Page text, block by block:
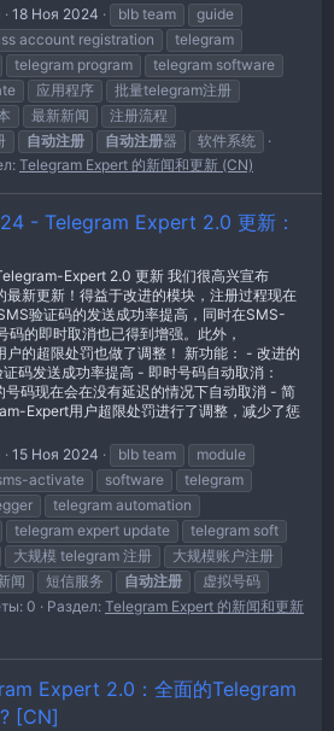
18 Ноя 2024 blb team
guide
account registration
telegram
telegram program
telegram software
应用程序
批量telegram注册
最新新闻
注册流程
自动注册 自动注册器
软件系统
Telegram Expert 的新闻和更新 (CN)
- Telegram Expert 2.0 更新：
Expert 2.0 更新 我们很高兴宣布
新更新！得益于改进的模块，注册过程现在
验证码的发送成功率提高，同时在SMS-
的即时取消也已得到增强。此外，
的超限处罚也做了调整！ 新功能： - 改进的
码发送成功率提高 - 即时号码自动取消：
码现在会在没有延迟的情况下自动取消 - 简
Expert用户超限处罚进行了调整，减少了惩
15 Ноя 2024 blb team
module
activate software
telegram
telegram automation
telegram expert update
telegram soft
大规模 telegram 注册
大规模账户注册
闻 短信服务 自动注册
虚拟号码
0 Раздел: Telegram Expert 的新闻和更新
Expert 2.0：全面的Telegram
[CN]